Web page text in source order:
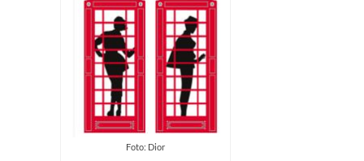
Foto: Dior